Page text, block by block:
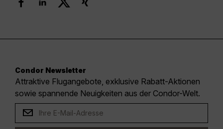
Condor Newsletter
Attraktive Flugangebote, exklusive Rabatt-Aktionen
sowie spannende Neuigkeiten aus der Condor-Welt.